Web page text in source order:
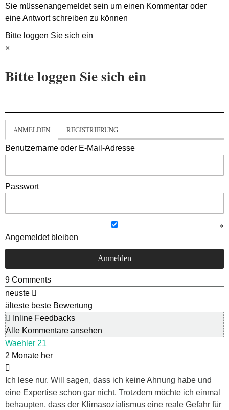
Sie müssenangemeldetsein um einen Kommentar oder
eine Antwort schreiben zu können
Bitte loggen Sie sich ein
×
Bitte loggen Sie sich ein
ANMELDEN REGISTRIERUNG
Benutzername oder E-Mail-Adresse
Passwort
Angemeldet bleiben
9 Comments
neuste
älteste beste Bewertung
Inline Feedbacks
Alle Kommentare ansehen
Waehler 21
2 Monate her
Ich lese nur. Will sagen, dass ich keine Ahnung habe und
eine Expertise schon gar nicht. Trotzdem möchte ich einmal
behaupten, dass der Klimasozialismus eine reale Gefahr für